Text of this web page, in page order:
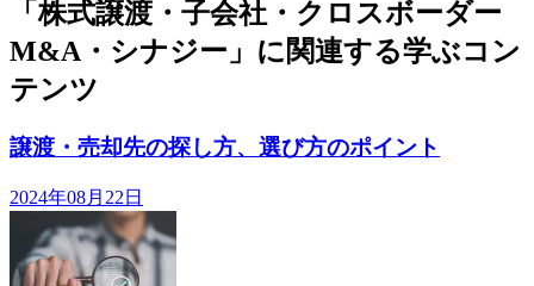
「株式譲渡・子会社・クロスボーダー
M&A・シナジー」に関連する学ぶコン
テンツ
譲渡・売却先の探し方、選び方のポイント
2024年08月22日